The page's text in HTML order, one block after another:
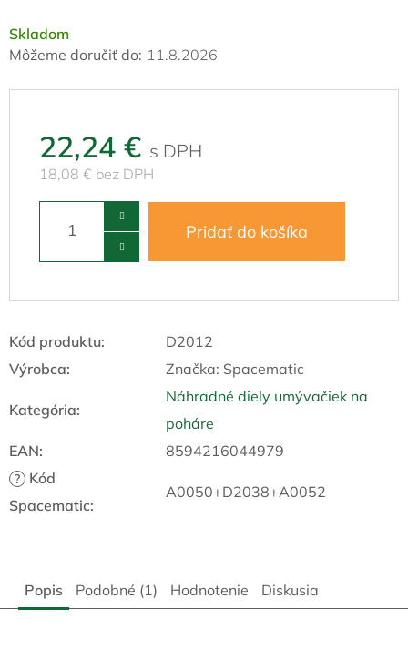
Skladom
Môžeme doručiť do: 11.8.2026
22,24 €
18,08 € bez DPH
Pridať do košíka
Kód produktu:
D2012
Výrobca:
Značka: Spacematic
Kategória:
Náhradné diely umývačiek na
poháre
EAN: 8594216044979
?
Kód
Spacematic:
A0050+D2038+A0052
Popis Podobné (1) Hodnotenie Diskusia